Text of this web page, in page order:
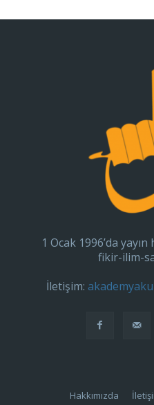
1 Ocak 1996’da
fikir-ilim-
İletişim:
Hakkımızda